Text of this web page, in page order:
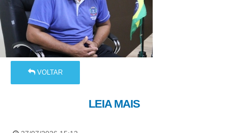
VOLTAR
LEIA MAIS